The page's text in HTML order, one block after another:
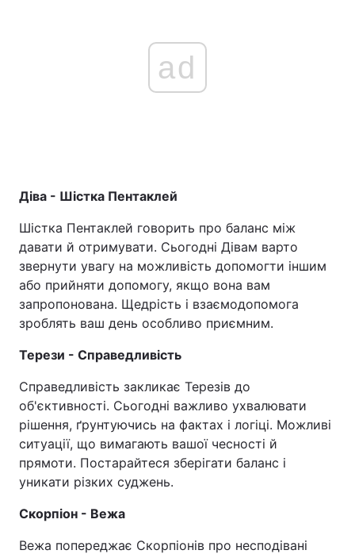
ad
Діва - Шістка Пентаклей
Шістка Пентаклей говорить про баланс між
давати й отримувати. Сьогодні Дівам варто
звернути увагу на можливість допомогти іншим
або прийняти допомогу, якщо вона вам
запропонована. Щедрість і взаємодопомога
зроблять ваш день особливо приємним.
Терези - Справедливість
Справедливість закликає Терезів до
об'єктивності. Сьогодні важливо ухвалювати
рішення, ґрунтуючись на фактах і логіці. Можливі
ситуації, що вимагають вашої чесності й
прямоти. Постарайтеся зберігати баланс і
уникати різких суджень.
Скорпіон - Вежа
Вежа попереджає Скорпіонів про несподівані